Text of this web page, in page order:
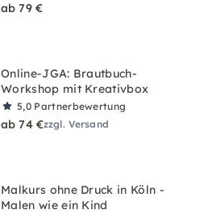
ab 79 €
Online-JGA: Brautbuch-
Workshop mit Kreativbox
5,0 Partnerbewertung
ab 74 €zzgl. Versand
Malkurs ohne Druck in Köln -
Malen wie ein Kind